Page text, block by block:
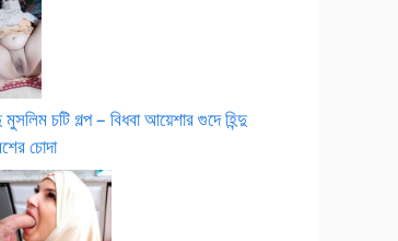
মুসলিম চটি গল্প – বিধবা আয়েশার গুদে হিন্দু
চোদা